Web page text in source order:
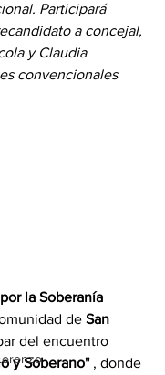
Participará
a concejal,
y Claudia
convencionales
la Soberanía
de San
del encuentro
y Soberano" , donde